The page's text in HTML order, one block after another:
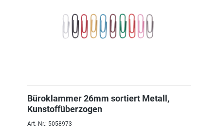
Büroklammer 26mm sortiert Metall,
Kunstoffüberzogen
Art.-Nr.: 5058973